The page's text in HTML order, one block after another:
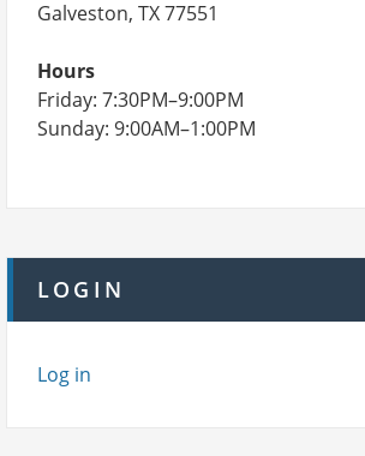
Galveston, TX 77551
Hours
Friday: 7:30PM–9:00PM
Sunday: 9:00AM–1:00PM
LOGIN
Log in